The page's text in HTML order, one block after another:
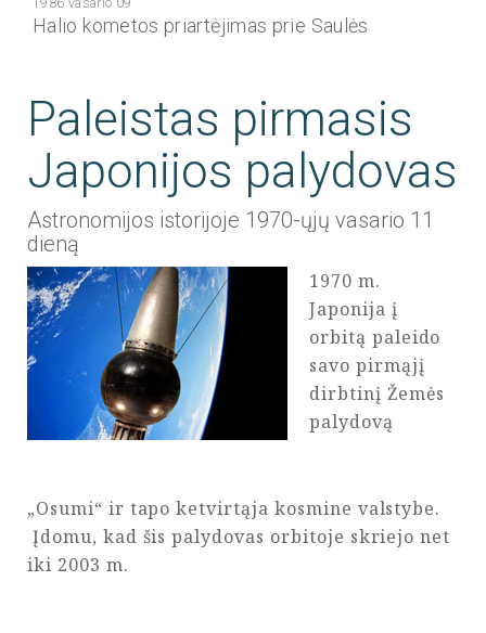
Halio kometos priartėjimas prie Saulės
Paleistas pirmasis
Japonijos palydovas
Astronomijos istorijoje 1970-ųjų vasario 11
dieną
1970 m.
Japonija į
orbitą paleido
savo pirmąjį
dirbtinį Žemės
palydovą
„Osumi“ ir tapo ketvirtąja kosmine valstybe.
Įdomu, kad šis palydovas orbitoje skriejo net
iki 2003 m.